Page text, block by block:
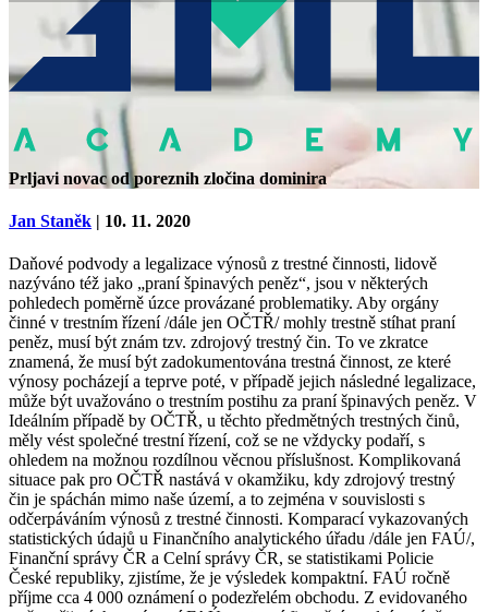
Prljavi novac od poreznih zločina dominira
Jan Staněk | 10. 11. 2020
Daňové podvody a legalizace výnosů z trestné činnosti, lidově
nazýváno též jako „praní špinavých peněz“, jsou v některých
pohledech poměrně úzce provázané problematiky. Aby orgány
činné v trestním řízení /dále jen OČTŘ/ mohly trestně stíhat praní
peněz, musí být znám tzv. zdrojový trestný čin. To ve zkratce
znamená, že musí být zadokumentována trestná činnost, ze které
výnosy pocházejí a teprve poté, v případě jejich následné legalizace,
může být uvažováno o trestním postihu za praní špinavých peněz. V
Ideálním případě by OČTŘ, u těchto předmětných trestných činů,
měly vést společné trestní řízení, což se ne vždycky podaří, s
ohledem na možnou rozdílnou věcnou příslušnost. Komplikovaná
situace pak pro OČTŘ nastává v okamžiku, kdy zdrojový trestný
čin je spáchán mimo naše území, a to zejména v souvislosti s
odčerpáváním výnosů z trestné činnosti. Komparací vykazovaných
statistických údajů u Finančního analytického úřadu /dále jen FAÚ/,
Finanční správy ČR a Celní správy ČR, se statistikami Policie
České republiky, zjistíme, že je výsledek kompaktní. FAÚ ročně
příjme cca 4 000 oznámení o podezřelém obchodu. Z evidovaného